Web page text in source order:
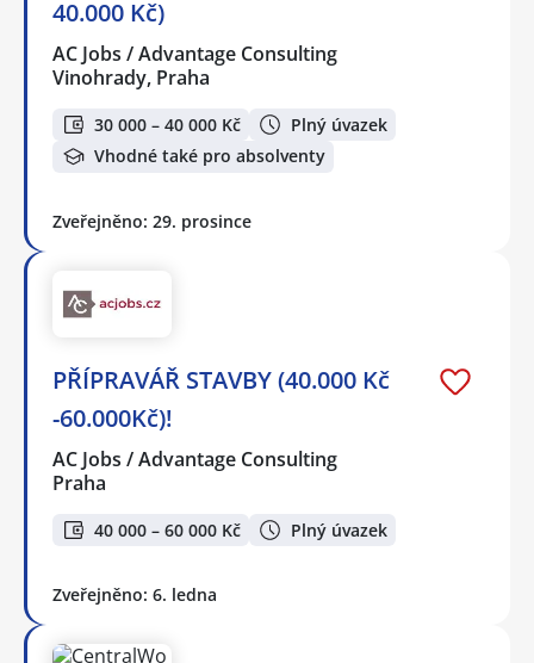
40.000 Kč)
AC Jobs / Advantage Consulting
Vinohrady, Praha
30 000 – 40 000 Kč
Plný úvazek
Vhodné také pro absolventy
Zveřejněno: 29. prosince
PŘÍPRAVÁŘ STAVBY (40.000 Kč
-60.000Kč)!
AC Jobs / Advantage Consulting
Praha
40 000 – 60 000 Kč Plný úvazek
Zveřejněno: 6. ledna